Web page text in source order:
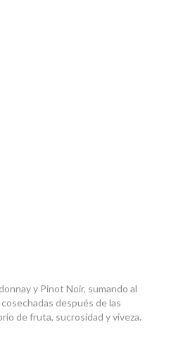
y Pinot Noir, sumando al
después de las
de fruta, sucrosidad y viveza.